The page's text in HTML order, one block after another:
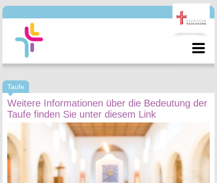
Taufe
Weitere Informationen über die Bedeutung der
Taufe finden Sie unter diesem Link